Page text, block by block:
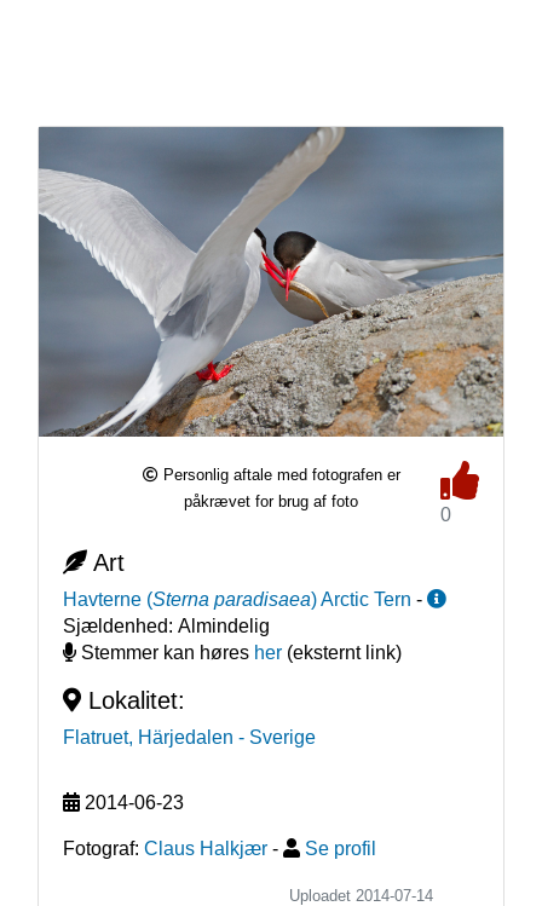
Personlig aftale med fotografen er
påkrævet for brug af foto
0
Art
Havterne (Sterna paradisaea)Arctic Tern -
Sjældenhed: Almindelig
Stemmer kan høres her(eksternt link)
Lokalitet:
Flatruet, Härjedalen - Sverige
2014-06-23
Fotograf: Claus Halkjær - Se profil
Uploadet 2014-07-14